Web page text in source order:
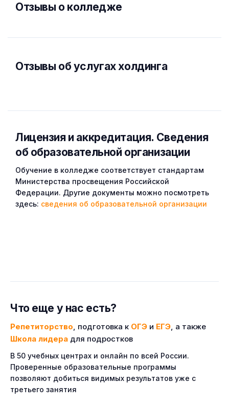
Отзывы о колледже
Отзывы об услугах холдинга
Лицензия и аккредитация. Cведения
об образовательной организации
Обучение в колледже соответствует стандартам
Министерства просвещения Российской
Федерации. Другие документы можно посмотреть
здесь: сведения об образовательной организации
Что еще у нас есть?
Репетиторство, подготовка к ОГЭ и ЕГЭ, а также
Школа лидера для подростков
В 50 учебных центрах и онлайн по всей России.
Проверенные образовательные программы
позволяют добиться видимых результатов уже с
третьего занятия